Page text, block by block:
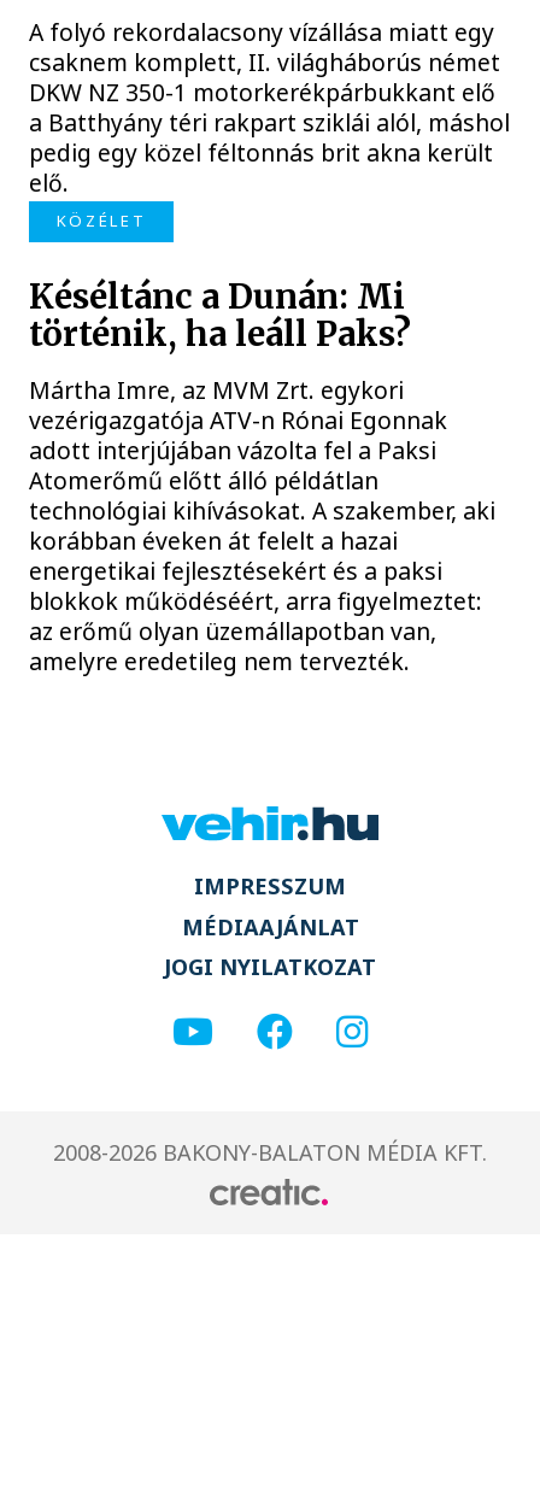
A folyó rekordalacsony vízállása miatt egy
csaknem komplett, II. világháborús német
DKW NZ 350-1 motorkerékpárbukkant elő
a Batthyány téri rakpart sziklái alól, máshol
pedig egy közel féltonnás brit akna került
elő.
KÖZÉLET
Késéltánc a Dunán: Mi
történik, ha leáll Paks?
Mártha Imre, az MVM Zrt. egykori
vezérigazgatója ATV-n Rónai Egonnak
adott interjújában vázolta fel a Paksi
Atomerőmű előtt álló példátlan
technológiai kihívásokat. A szakember, aki
korábban éveken át felelt a hazai
energetikai fejlesztésekért és a paksi
blokkok működéséért, arra figyelmeztet:
az erőmű olyan üzemállapotban van,
amelyre eredetileg nem tervezték.
IMPRESSZUM
MÉDIAAJÁNLAT
JOGI NYILATKOZAT
2008-2026 BAKONY-BALATON MÉDIA KFT.